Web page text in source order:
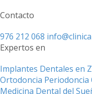
Contacto
976 212 068
Expertos en
Implantes Dentales en
Ortodoncia Periodoncia
Medicina Dental del